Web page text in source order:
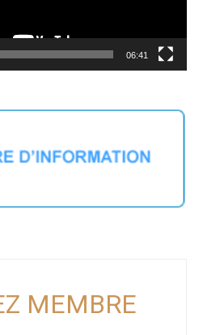
06:41
MEMBRE